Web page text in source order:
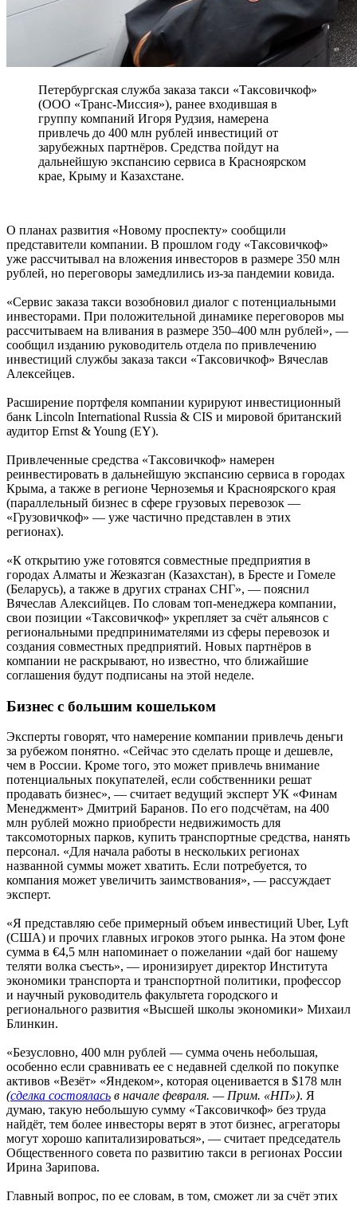
Петербургская служба заказа такси «Таксовичкоф»
(ООО «Транс-Миссия»), ранее входившая в
группу компаний Игоря Рудзия, намерена
привлечь до 400 млн рублей инвестиций от
зарубежных партнёров. Средства пойдут на
дальнейшую экспансию сервиса в Красноярском
крае, Крыму и Казахстане.
О планах развития «Новому проспекту» сообщили
представители компании. В прошлом году «Таксовичкоф»
уже рассчитывал на вложения инвесторов в размере 350 млн
рублей, но переговоры замедлились из-за пандемии ковида.
«Сервис заказа такси возобновил диалог с потенциальными
инвесторами. При положительной динамике переговоров мы
рассчитываем на вливания в размере 350–400 млн рублей», —
сообщил изданию руководитель отдела по привлечению
инвестиций службы заказа такси «Таксовичкоф» Вячеслав
Алексейцев.
Расширение портфеля компании курируют инвестиционный
банк Lincoln International Russia & CIS и мировой британский
аудитор Ernst & Young (EY).
Привлеченные средства «Таксовичкоф» намерен
реинвестировать в дальнейшую экспансию сервиса в городах
Крыма, а также в регионе Черноземья и Красноярского края
(параллельный бизнес в сфере грузовых перевозок —
«Грузовичкоф» — уже частично представлен в этих
регионах).
«К открытию уже готовятся совместные предприятия в
городах Алматы и Жезказган (Казахстан), в Бресте и Гомеле
(Беларусь), а также в других странах СНГ», — пояснил
Вячеслав Алексийцев. По словам топ-менеджера компании,
свои позиции «Таксовичкоф» укрепляет за счёт альянсов с
региональными предпринимателями из сферы перевозок и
создания совместных предприятий. Новых партнёров в
компании не раскрывают, но известно, что ближайшие
соглашения будут подписаны на этой неделе.
Бизнес с большим кошельком
Эксперты говорят, что намерение компании привлечь деньги
за рубежом понятно. «Сейчас это сделать проще и дешевле,
чем в России. Кроме того, это может привлечь внимание
потенциальных покупателей, если собственники решат
продавать бизнес», — считает ведущий эксперт УК «Финам
Менеджмент» Дмитрий Баранов. По его подсчётам, на 400
млн рублей можно приобрести недвижимость для
таксомоторных парков, купить транспортные средства, нанять
персонал. «Для начала работы в нескольких регионах
названной суммы может хватить. Если потребуется, то
компания может увеличить заимствования», — рассуждает
эксперт.
«Я представляю себе примерный объем инвестиций Uber, Lyft
(США) и прочих главных игроков этого рынка. На этом фоне
сумма в €4,5 млн напоминает о пожелании «дай бог нашему
теляти волка съесть», — иронизирует директор Института
экономики транспорта и транспортной политики, профессор
и научный руководитель факультета городского и
регионального развития «Высшей школы экономики» Михаил
Блинкин.
«Безусловно, 400 млн рублей — сумма очень небольшая,
особенно если сравнивать ее с недавней сделкой по покупке
активов «Везёт» «Яндеком», которая оценивается в $178 млн
(сделка состоялась в начале февраля. — Прим. «НП»). Я
думаю, такую небольшую сумму «Таксовичкоф» без труда
найдёт, тем более инвесторы верят в этот бизнес, агрегаторы
могут хорошо капитализироваться», — считает председатель
Общественного совета по развитию такси в регионах России
Ирина Зарипова.
Главный вопрос, по ее словам, в том, сможет ли за счёт этих